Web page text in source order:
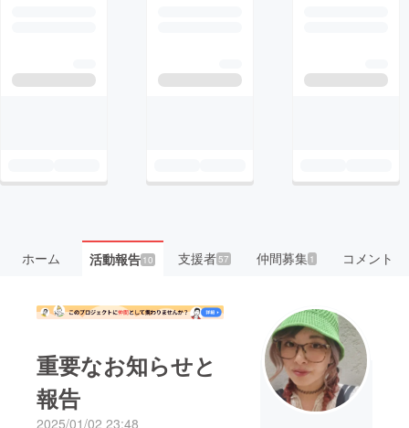
ホーム 活動報告10 支援者57 仲間募集 1 コメント
重要なお知らせと
報告
2025/01/02 23:48